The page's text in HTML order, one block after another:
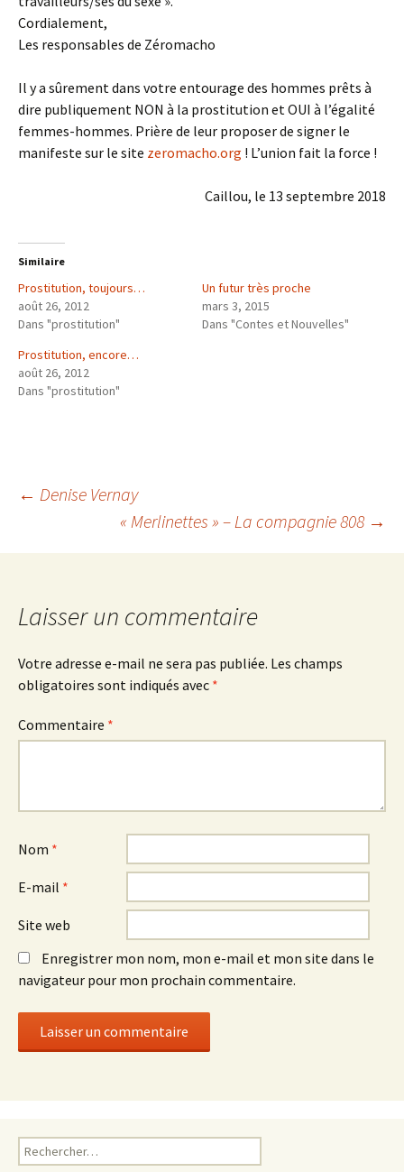
Cordialement,
Les responsables de Zéromacho
Il y a sûrement dans votre entourage des hommes prêts à
dire publiquement NON à la prostitution et OUI à l’égalité
femmes-hommes. Prière de leur proposer de signer le
manifeste sur le site zeromacho.org ! L’union fait la force !
Caillou, le 13 septembre 2018
Similaire
Prostitution, toujours…
août 26, 2012
Dans "prostitution"
Un futur très proche
mars 3, 2015
Dans "Contes et Nouvelles"
Prostitution, encore…
août 26, 2012
Dans "prostitution"
Navigation
des
articles
← Denise Vernay
« Merlinettes » – La compagnie 808 →
Laisser un commentaire
Votre adresse e-mail ne sera pas publiée. Les champs
obligatoires sont indiqués avec *
Commentaire *
Nom *
E-mail *
Site web
Enregistrer mon nom, mon e-mail et mon site dans le
navigateur pour mon prochain commentaire.
Rechercher :